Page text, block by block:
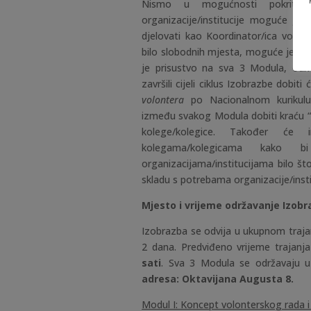
Nismo u mogućnosti
organizacije/institucije moguće je
djelovati kao Koordinator/ica
bilo slobodnih mjesta, moguće je
je prisustvo na sva 3 Modula,
završili cijeli ciklus Izobrazbe dobiti
volontera po Nacionalnom
između svakog Modula dobiti kraću
kolege/kolegice. Također
kolegama/kolegicama
organizacijama/institucijama bilo
skladu s potrebama organizacije/
Mjesto i vrijeme održavanje
Izobrazba se odvija u ukupnom
2 dana. Predviđeno vrijeme
sati. Sva 3 Modula se održavaju u
adresa: Oktavijana Augusta 8.
Modul I: Koncept volonterskog rada